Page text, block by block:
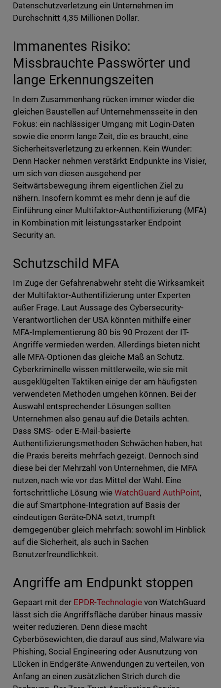
Datenschutzverletzung ein Unternehmen im
Durchschnitt 4,35 Millionen Dollar.
Immanentes Risiko:
Missbrauchte Passwörter und
lange Erkennungszeiten
In dem Zusammenhang rücken immer wieder die
gleichen Baustellen auf Unternehmensseite in den
Fokus: ein nachlässiger Umgang mit Login-Daten
sowie die enorm lange Zeit, die es braucht, eine
Sicherheitsverletzung zu erkennen. Kein Wunder:
Denn Hacker nehmen verstärkt Endpunkte ins Visier,
um sich von diesen ausgehend per
Seitwärtsbewegung ihrem eigentlichen Ziel zu
nähern. Insofern kommt es mehr denn je auf die
Einführung einer Multifaktor-Authentifizierung (MFA)
in Kombination mit leistungsstarker Endpoint
Security an.
Schutzschild MFA
Im Zuge der Gefahrenabwehr steht die Wirksamkeit
der Multifaktor-Authentifizierung unter Experten
außer Frage. Laut Aussage des Cybersecurity-
Verantwortlichen der USA könnten mithilfe einer
MFA-Implementierung 80 bis 90 Prozent der IT-
Angriffe vermieden werden. Allerdings bieten nicht
alle MFA-Optionen das gleiche Maß an Schutz.
Cyberkriminelle wissen mittlerweile, wie sie mit
ausgeklügelten Taktiken einige der am häufigsten
verwendeten Methoden umgehen können. Bei der
Auswahl entsprechender Lösungen sollten
Unternehmen also genau auf die Details achten.
Dass SMS- oder E-Mail-basierte
Authentifizierungsmethoden Schwächen haben, hat
die Praxis bereits mehrfach gezeigt. Dennoch sind
diese bei der Mehrzahl von Unternehmen, die MFA
nutzen, nach wie vor das Mittel der Wahl. Eine
fortschrittliche Lösung wie WatchGuard AuthPoint,
die auf Smartphone-Integration auf Basis der
eindeutigen Geräte-DNA setzt, trumpft
demgegenüber gleich mehrfach: sowohl im Hinblick
auf die Sicherheit, als auch in Sachen
Benutzerfreundlichkeit.
Angriffe am Endpunkt stoppen
Gepaart mit der EPDR-Technologie von WatchGuard
lässt sich die Angriffsfläche darüber hinaus massiv
weiter reduzieren. Denn diese macht
Cyberbösewichten, die darauf aus sind, Malware via
Phishing, Social Engineering oder Ausnutzung von
Lücken in Endgeräte-Anwendungen zu verteilen, von
Anfang an einen zusätzlichen Strich durch die